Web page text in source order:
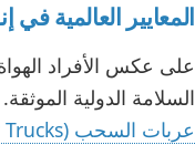
المعايير العالمية في
على عكس الأفراد
السلامة الدولية
عربات السحب (Tow Trucks)